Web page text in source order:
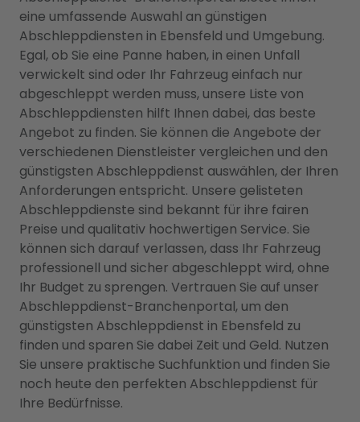
eine umfassende Auswahl an günstigen
Abschleppdiensten in Ebensfeld und Umgebung.
Egal, ob Sie eine Panne haben, in einen Unfall
verwickelt sind oder Ihr Fahrzeug einfach nur
abgeschleppt werden muss, unsere Liste von
Abschleppdiensten hilft Ihnen dabei, das beste
Angebot zu finden. Sie können die Angebote der
verschiedenen Dienstleister vergleichen und den
günstigsten Abschleppdienst auswählen, der Ihren
Anforderungen entspricht. Unsere gelisteten
Abschleppdienste sind bekannt für ihre fairen
Preise und qualitativ hochwertigen Service. Sie
können sich darauf verlassen, dass Ihr Fahrzeug
professionell und sicher abgeschleppt wird, ohne
Ihr Budget zu sprengen. Vertrauen Sie auf unser
Abschleppdienst-Branchenportal, um den
günstigsten Abschleppdienst in Ebensfeld zu
finden und sparen Sie dabei Zeit und Geld. Nutzen
Sie unsere praktische Suchfunktion und finden Sie
noch heute den perfekten Abschleppdienst für
Ihre Bedürfnisse.